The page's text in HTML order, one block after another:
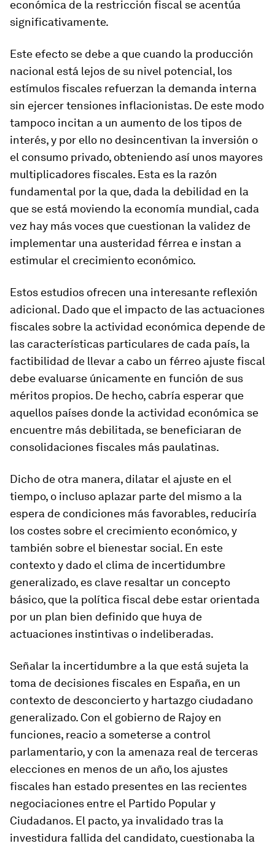
económica de la restricción fiscal se acentúa
significativamente.
Este efecto se debe a que cuando la producción
nacional está lejos de su nivel potencial, los
estímulos fiscales refuerzan la demanda interna
sin ejercer tensiones inflacionistas. De este modo
tampoco incitan a un aumento de los tipos de
interés, y por ello no desincentivan la inversión o
el consumo privado, obteniendo así unos mayores
multiplicadores fiscales. Esta es la razón
fundamental por la que, dada la debilidad en la
que se está moviendo la economía mundial, cada
vez hay más voces que cuestionan la validez de
implementar una austeridad férrea e instan a
estimular el crecimiento económico.
Estos estudios ofrecen una interesante reflexión
adicional. Dado que el impacto de las actuaciones
fiscales sobre la actividad económica depende de
las características particulares de cada país, la
factibilidad de llevar a cabo un férreo ajuste fiscal
debe evaluarse únicamente en función de sus
méritos propios. De hecho, cabría esperar que
aquellos países donde la actividad económica se
encuentre más debilitada, se beneficiaran de
consolidaciones fiscales más paulatinas.
Dicho de otra manera, dilatar el ajuste en el
tiempo, o incluso aplazar parte del mismo a la
espera de condiciones más favorables, reduciría
los costes sobre el crecimiento económico, y
también sobre el bienestar social. En este
contexto y dado el clima de incertidumbre
generalizado, es clave resaltar un concepto
básico, que la política fiscal debe estar orientada
por un plan bien definido que huya de
actuaciones instintivas o indeliberadas.
Señalar la incertidumbre a la que está sujeta la
toma de decisiones fiscales en España, en un
contexto de desconcierto y hartazgo ciudadano
generalizado. Con el gobierno de Rajoy en
funciones, reacio a someterse a control
parlamentario, y con la amenaza real de terceras
elecciones en menos de un año, los ajustes
fiscales han estado presentes en las recientes
negociaciones entre el Partido Popular y
Ciudadanos. El pacto, ya invalidado tras la
investidura fallida del candidato, cuestionaba la